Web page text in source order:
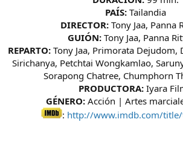
PAÍS:Tailandia
DIRECTOR:Tony Jaa, Panna
GUIÓN:Tony Jaa, Panna
REPARTO:Tony Jaa, Primorata Dejudom,
Sirichanya, Petchtai Wongkamlao,
Sorapong Chatree, Chumphorn
PRODUCTORA: Iyara
GÉNERO:Acción | Artes
: http://www.imdb.com/